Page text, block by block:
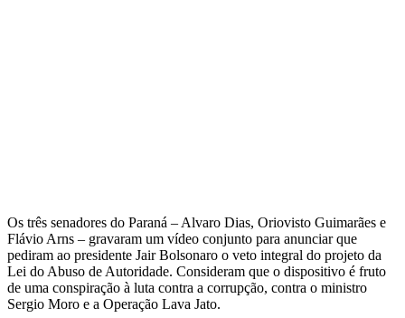
Os três senadores do Paraná – Alvaro Dias, Oriovisto Guimarães e
Flávio Arns – gravaram um vídeo conjunto para anunciar que
pediram ao presidente Jair Bolsonaro o veto integral do projeto da
Lei do Abuso de Autoridade. Consideram que o dispositivo é fruto
de uma conspiração à luta contra a corrupção, contra o ministro
Sergio Moro e a Operação Lava Jato.